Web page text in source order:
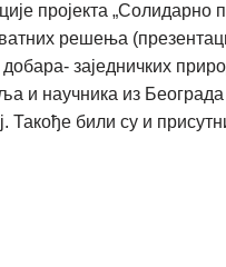
пројекта
решења
заједничких
и научника из
Такође били су и